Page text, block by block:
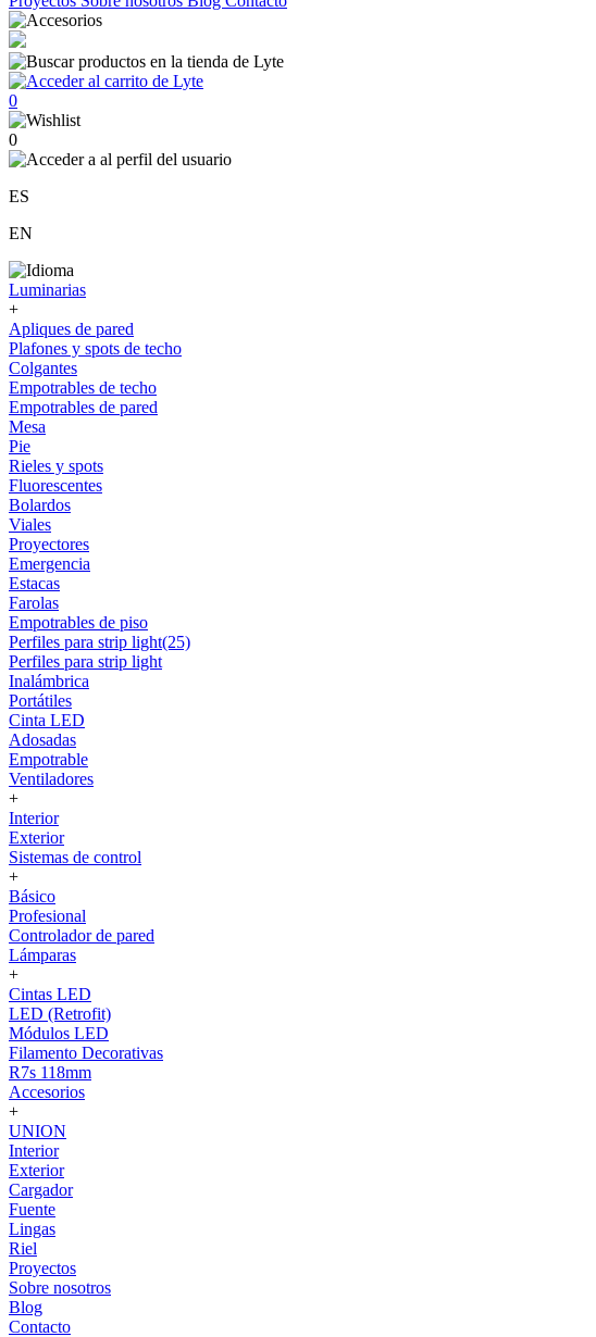
0
0
ES
EN
Luminarias
+
Apliques de pared
Plafones y spots de techo
Colgantes
Empotrables de techo
Empotrables de pared
Mesa
Pie
Rieles y spots
Fluorescentes
Bolardos
Viales
Proyectores
Emergencia
Estacas
Farolas
Empotrables de piso
Perfiles para strip light(25)
Perfiles para strip light
Inalámbrica
Portátiles
Cinta LED
Adosadas
Empotrable
Ventiladores
+
Interior
Exterior
Sistemas de control
+
Básico
Profesional
Controlador de pared
Lámparas
+
Cintas LED
LED (Retrofit)
Módulos LED
Filamento Decorativas
R7s 118mm
Accesorios
+
UNION
Interior
Exterior
Cargador
Fuente
Lingas
Riel
Proyectos
Sobre nosotros
Blog
Contacto